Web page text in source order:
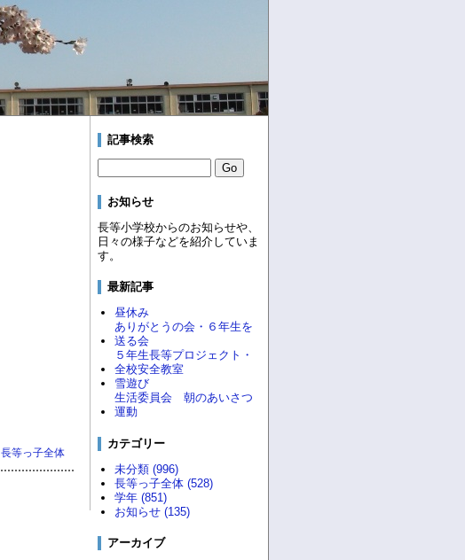
長等っ子全体
記事検索
お知らせ
長等小学校からのお知らせや、
日々の様子などを紹介していま
す。
最新記事
昼休み
ありがとうの会・６年生を
送る会
５年生長等プロジェクト・
全校安全教室
雪遊び
生活委員会 朝のあいさつ
運動
カテゴリー
未分類 (996)
長等っ子全体 (528)
学年 (851)
お知らせ (135)
アーカイブ